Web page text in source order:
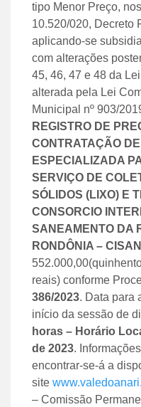
tipo Menor Preço,
10.520/020, Decreto
aplicando-se
com alterações
45, 46, 47 e 48 da
alterada pela Lei
Municipal nº 903/
REGISTRO DE
CONTRATAÇÃO
ESPECIALIZADA
SERVIÇO DE
SÓLIDOS (LIXO) E
CONSORCIO
SANEAMENTO DA
RONDÔNIA – CISAN
reais) conforme
386/2023. Data para
início da sessão de
horas – Horário
de 2023.
encontrar-se-á a
site
– Comissão